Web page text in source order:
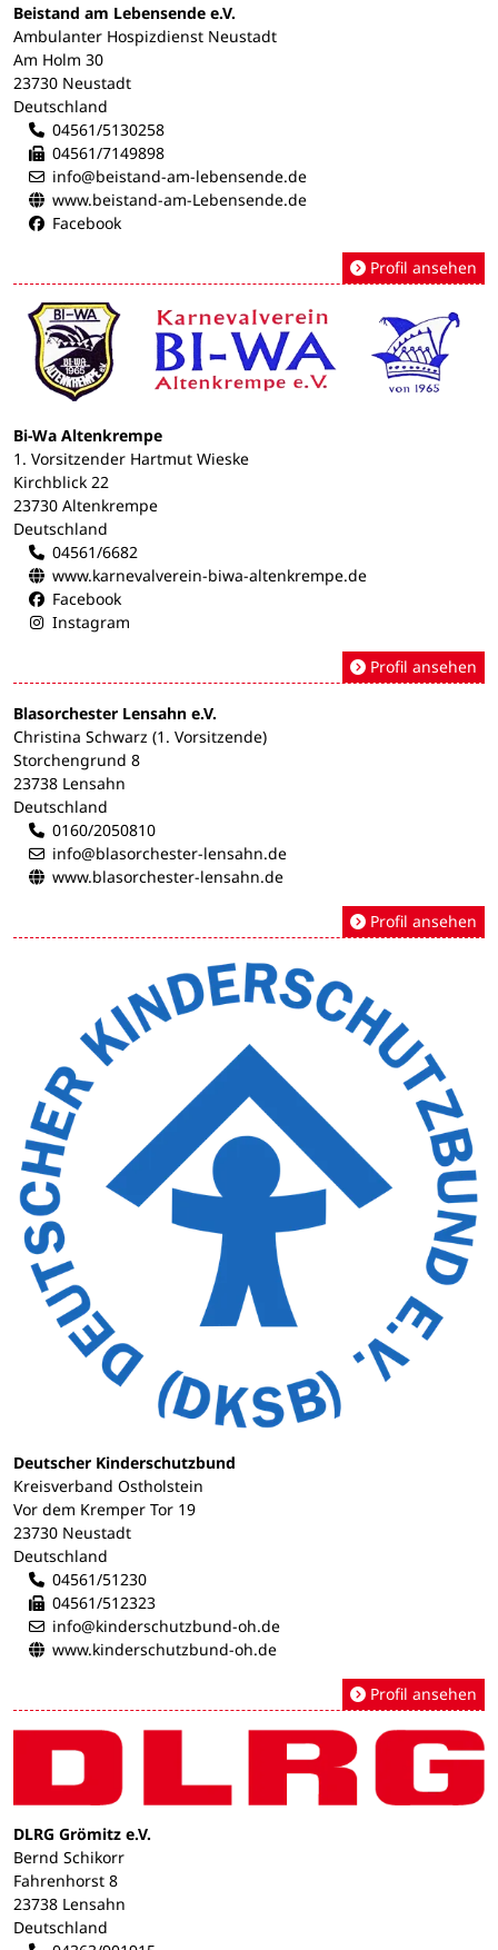
Beistand am Lebensende e.V.
Ambulanter Hospizdienst Neustadt
Am Holm 30
23730 Neustadt
Deutschland
04561/5130258
04561/7149898
info@beistand-am-lebensende.de
www.beistand-am-Lebensende.de
Facebook
Profil ansehen
Bi-Wa Altenkrempe
1. Vorsitzender Hartmut Wieske
Kirchblick 22
23730 Altenkrempe
Deutschland
04561/6682
www.karnevalverein-biwa-altenkrempe.de
Facebook
Instagram
Profil ansehen
Blasorchester Lensahn e.V.
Christina Schwarz (1. Vorsitzende)
Storchengrund 8
23738 Lensahn
Deutschland
0160/2050810
info@blasorchester-lensahn.de
www.blasorchester-lensahn.de
Profil ansehen
Deutscher Kinderschutzbund
Kreisverband Ostholstein
Vor dem Kremper Tor 19
23730 Neustadt
Deutschland
04561/51230
04561/512323
info@kinderschutzbund-oh.de
www.kinderschutzbund-oh.de
Profil ansehen
DLRG Grömitz e.V.
Bernd Schikorr
Fahrenhorst 8
23738 Lensahn
Deutschland